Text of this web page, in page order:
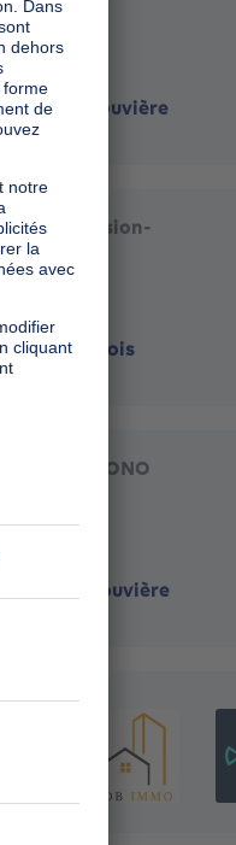
7100- La louvière
Agence Ansion-
Collignon
7134-Epinois
IMMO CHRONO
La Louvière